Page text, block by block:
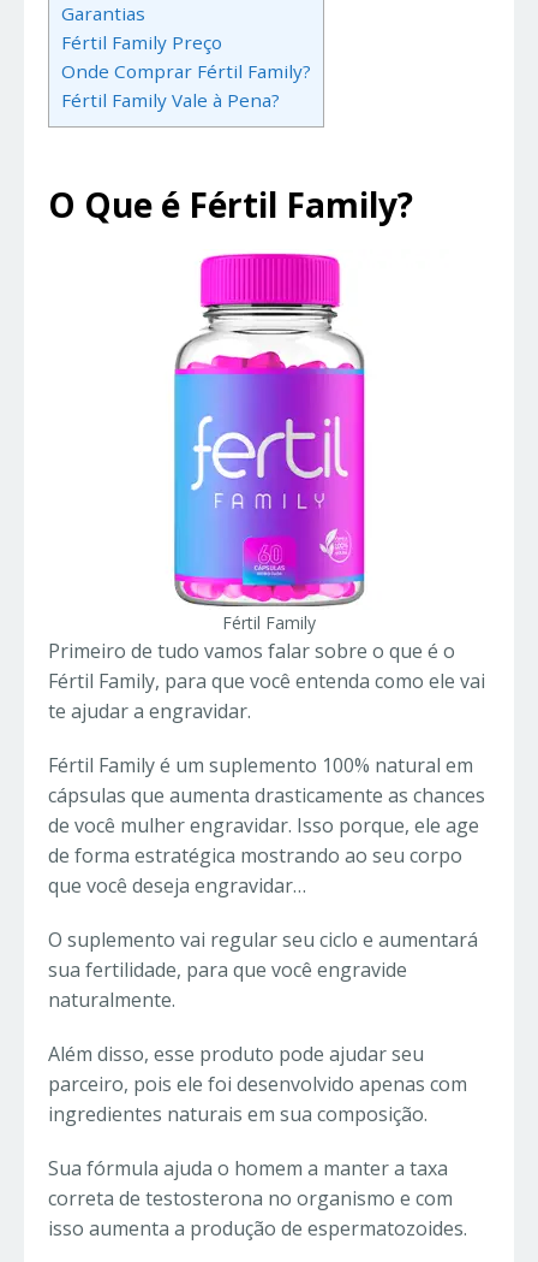
Garantias
Fértil Family Preço
Onde Comprar Fértil Family?
Fértil Family Vale à Pena?
O Que é Fértil Family?
Fértil Family
Primeiro de tudo vamos falar sobre o que é o
Fértil Family, para que você entenda como ele vai
te ajudar a engravidar.
Fértil Family é um suplemento 100% natural em
cápsulas que aumenta drasticamente as chances
de você mulher engravidar. Isso porque, ele age
de forma estratégica mostrando ao seu corpo
que você deseja engravidar…
O suplemento vai regular seu ciclo e aumentará
sua fertilidade, para que você engravide
naturalmente.
Além disso, esse produto pode ajudar seu
parceiro, pois ele foi desenvolvido apenas com
ingredientes naturais em sua composição.
Sua fórmula ajuda o homem a manter a taxa
correta de testosterona no organismo e com
isso aumenta a produção de espermatozoides.